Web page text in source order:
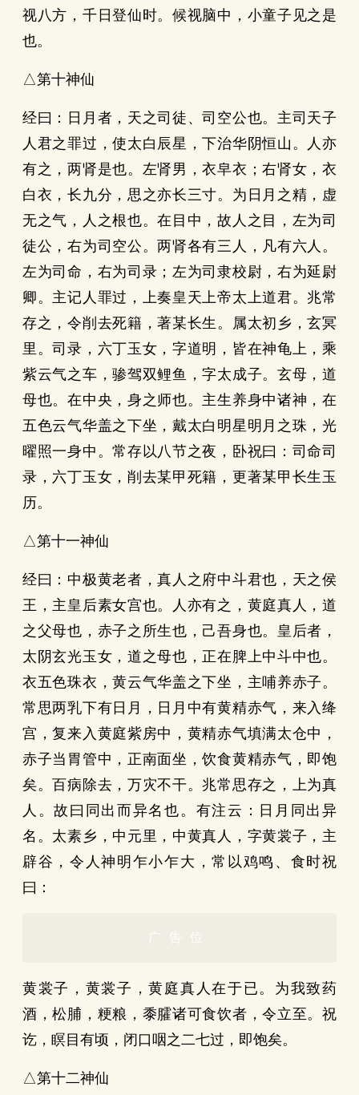
视八方，千日登仙时。候视脑中，小童子见之是
也。
△第十神仙
经曰：日月者，天之司徒、司空公也。主司天子
人君之罪过，使太白辰星，下治华阴恒山。人亦
有之，两肾是也。左肾男，衣皁衣；右肾女，衣
白衣，长九分，思之亦长三寸。为日月之精，虚
无之气，人之根也。在目中，故人之目，左为司
徒公，右为司空公。两肾各有三人，凡有六人。
左为司命，右为司录；左为司隶校尉，右为延尉
卿。主记人罪过，上奏皇天上帝太上道君。兆常
存之，令削去死籍，著某长生。属太初乡，玄冥
里。司录，六丁玉女，字道明，皆在神龟上，乘
紫云气之车，骖驾双鲤鱼，字太成子。玄母，道
母也。在中央，身之师也。主生养身中诸神，在
五色云气华盖之下坐，戴太白明星明月之珠，光
曜照一身中。常存以八节之夜，卧祝曰：司命司
录，六丁玉女，削去某甲死籍，更著某甲长生玉
历。
△第十一神仙
经曰：中极黄老者，真人之府中斗君也，天之侯
王，主皇后素女宫也。人亦有之，黄庭真人，道
之父母也，赤子之所生也，己吾身也。皇后者，
太阴玄光玉女，道之母也，正在脾上中斗中也。
衣五色珠衣，黄云气华盖之下坐，主哺养赤子。
常思两乳下有日月，日月中有黄精赤气，来入绛
宫，复来入黄庭紫房中，黄精赤气填满太仓中，
赤子当胃管中，正南面坐，饮食黄精赤气，即饱
矣。百病除去，万灾不干。兆常思存之，上为真
人。故曰同出而异名也。有注云：日月同出异
名。太素乡，中元里，中黄真人，字黄裳子，主
辟谷，令人神明乍小乍大，常以鸡鸣、食时祝
曰：
广告位
黄裳子，黄裳子，黄庭真人在于已。为我致药
酒，松脯，粳粮，黍臛诸可食饮者，令立至。祝
讫，瞑目有顷，闭口咽之二七过，即饱矣。
△第十二神仙